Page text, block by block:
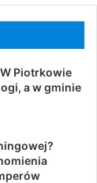
Piotrkowie
a w gminie